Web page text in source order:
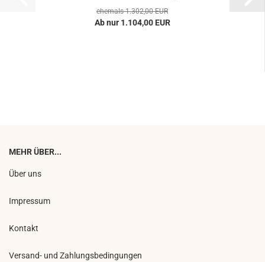
ehemals 1.302,00 EUR
Ab nur 1.104,00 EUR
MEHR ÜBER...
Über uns
Impressum
Kontakt
Versand- und Zahlungsbedingungen